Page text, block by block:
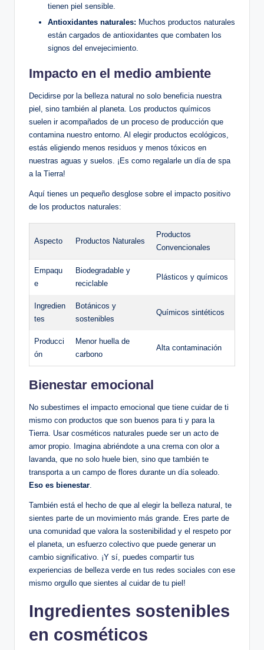
tienen piel sensible.
Antioxidantes naturales: Muchos productos naturales
están cargados de antioxidantes que combaten los
signos del envejecimiento.
Impacto en el medio ambiente
Decidirse por la belleza natural no solo beneficia nuestra
piel, sino también al planeta. Los productos químicos
suelen ir acompañados de un proceso de producción que
contamina nuestro entorno. Al elegir productos ecológicos,
estás eligiendo menos residuos y menos tóxicos en
nuestras aguas y suelos. ¡Es como regalarle un día de spa
a la Tierra!
Aquí tienes un pequeño desglose sobre el impacto positivo
de los productos naturales:
Aspecto Productos Naturales
Productos
Convencionales
Empaqu
e
Biodegradable y
reciclable
Plásticos y químicos
Ingredien
tes
Botánicos y
sostenibles
Químicos sintéticos
Producci
ón
Menor huella de
carbono
Alta contaminación
Bienestar emocional
No subestimes el impacto emocional que tiene cuidar de ti
mismo con productos que son buenos para ti y para la
Tierra. Usar cosméticos naturales puede ser un acto de
amor propio. Imagina abriéndote a una crema con olor a
lavanda, que no solo huele bien, sino que también te
transporta a un campo de flores durante un día soleado.
Eso es bienestar
También está el hecho de que al elegir la belleza natural, te
sientes parte de un movimiento más grande. Eres parte de
una comunidad que valora la sostenibilidad y el respeto por
el planeta, un esfuerzo colectivo que puede generar un
cambio significativo. ¡Y sí, puedes compartir tus
experiencias de belleza verde en tus redes sociales con ese
mismo orgullo que sientes al cuidar de tu piel!
Ingredientes sostenibles
en cosméticos